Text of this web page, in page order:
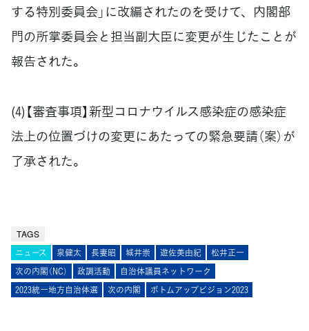
する特別委員会」に改編されたのを受けて、内閣部
門の所掌委員会と担当副大臣に変更が生じたことが
報告された。
(4)【審査事項】新型コロナウイルス感染症の感染症
法上の位置づけの変更にあたっての緊急要請（案）が
了承された。
TAGS
ニュース 泉健太 長妻昭 城井崇 遊佐美由紀
松井正一
次の内閣（NC）
政調活動
自治体議員ネットワーク
2023統一地方自治体選
次の内閣 ボトムアップビジョン2023